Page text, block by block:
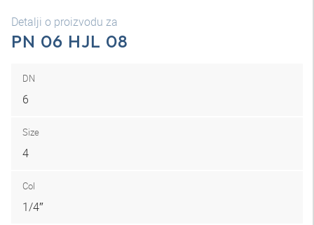
Detalji o proizvodu za
PN 06 HJL 08
DN
6
Size
4
Col
1/4″